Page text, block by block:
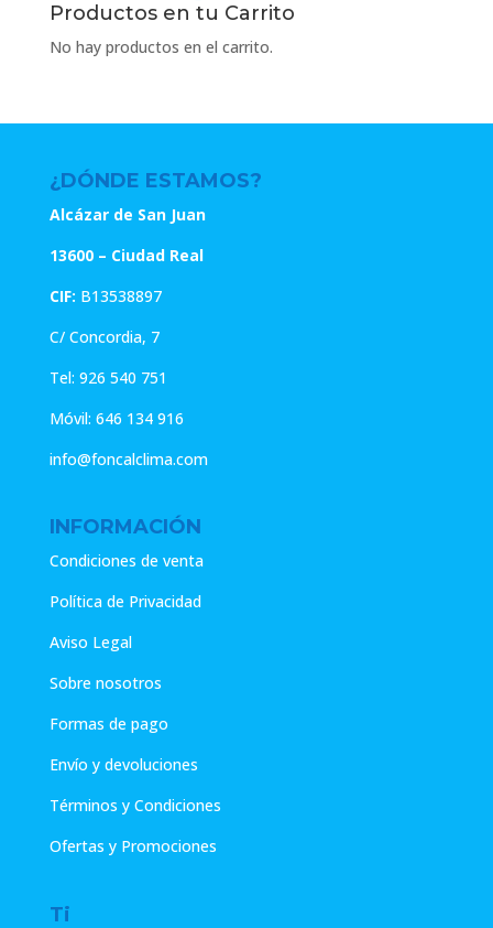
Productos en tu Carrito
No hay productos en el carrito.
¿DÓNDE ESTAMOS?
Alcázar de San Juan
13600 – Ciudad Real
CIF: B13538897
C/ Concordia, 7
Tel: 926 540 751
Móvil: 646 134 916
info@foncalclima.com
INFORMACIÓN
Condiciones de venta
Política de Privacidad
Aviso Legal
Sobre nosotros
Formas de pago
Envío y devoluciones
Términos y Condiciones
Ofertas y Promociones
Ti